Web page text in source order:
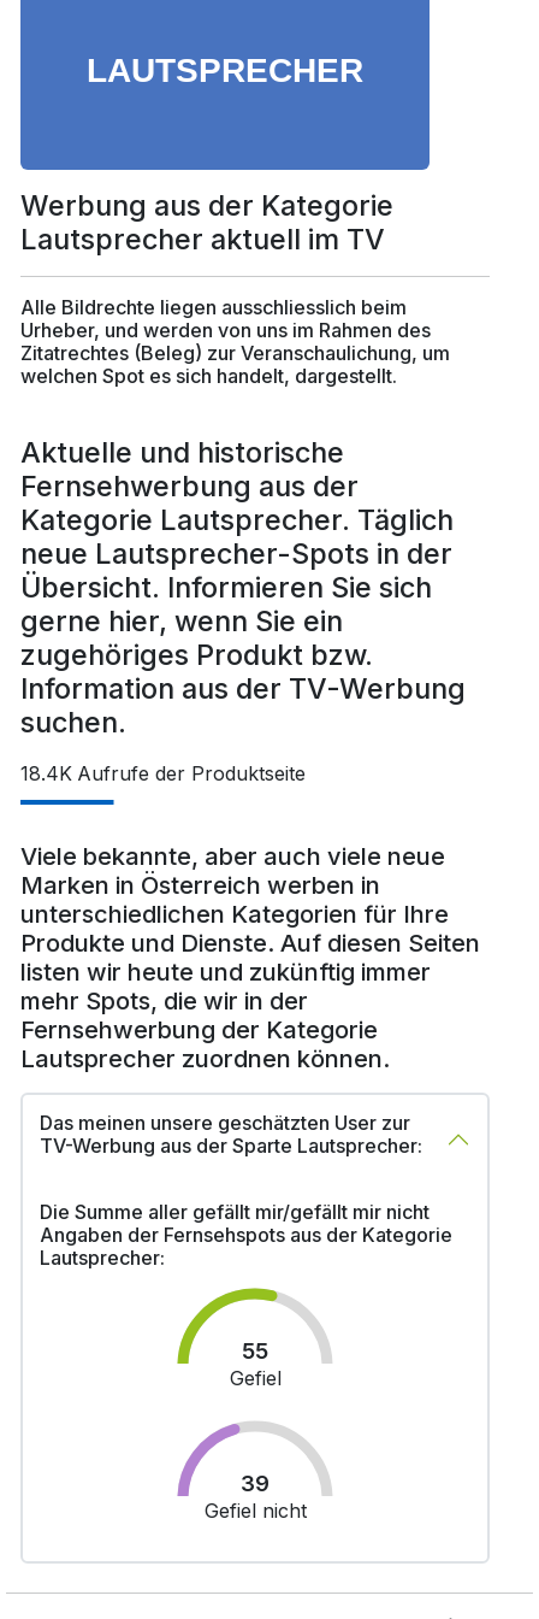
Werbung aus der Kategorie
Lautsprecher aktuell im TV
Alle Bildrechte liegen ausschliesslich beim
Urheber, und werden von uns im Rahmen des
Zitatrechtes (Beleg) zur Veranschaulichung, um
welchen Spot es sich handelt, dargestellt.
Aktuelle und historische
Fernsehwerbung aus der
Kategorie Lautsprecher. Täglich
neue Lautsprecher-Spots in der
Übersicht. Informieren Sie sich
gerne hier, wenn Sie ein
zugehöriges Produkt bzw.
Information aus der TV-Werbung
suchen.
18.4K Aufrufe der Produktseite
Viele bekannte, aber auch viele neue
Marken in Österreich werben in
unterschiedlichen Kategorien für Ihre
Produkte und Dienste. Auf diesen Seiten
listen wir heute und zukünftig immer
mehr Spots, die wir in der
Fernsehwerbung der Kategorie
Lautsprecher zuordnen können.
Das meinen unsere geschätzten User zur
TV-Werbung aus der Sparte Lautsprecher:
Die Summe aller gefällt mir/gefällt mir nicht
Angaben der Fernsehspots aus der Kategorie
Lautsprecher:
55
Gefiel
39
Gefiel nicht